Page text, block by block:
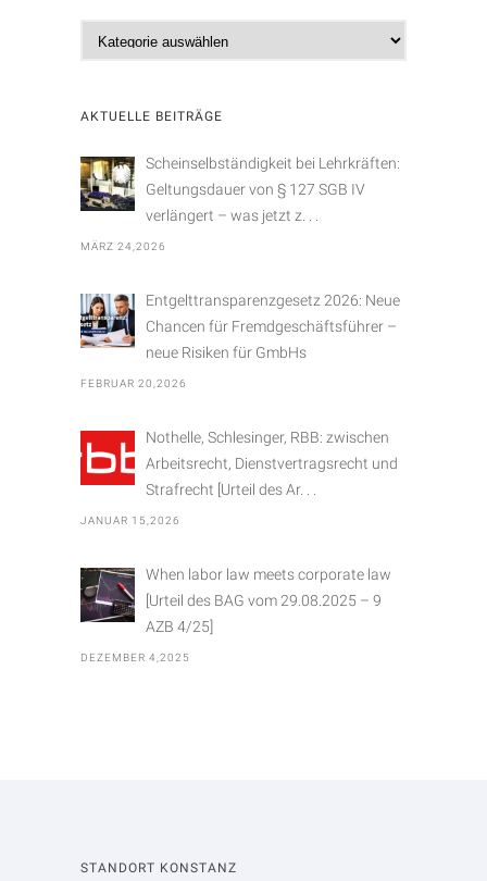
a
e
o
r
i
e
AKTUELLE BEITRÄGE
Scheinselbständigkeit bei Lehrkräften:
Geltungsdauer von § 127 SGB IV
verlängert – was jetzt z. . .
MÄRZ 24,2026
Entgelttransparenzgesetz 2026: Neue
Chancen für Fremdgeschäftsführer –
neue Risiken für GmbHs
FEBRUAR 20,2026
Nothelle, Schlesinger, RBB: zwischen
Arbeitsrecht, Dienstvertragsrecht und
Strafrecht [Urteil des Ar. . .
JANUAR 15,2026
When labor law meets corporate law
[Urteil des BAG vom 29.08.2025 – 9
AZB 4/25]
DEZEMBER 4,2025
STANDORT KONSTANZ